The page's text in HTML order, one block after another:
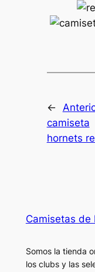
←
camiseta
hornets
Camisetas de
Somos la tienda
los clubs y las